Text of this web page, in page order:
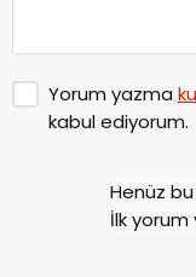
Yorum yazma
kabul ediyorum.
Henüz
İlk